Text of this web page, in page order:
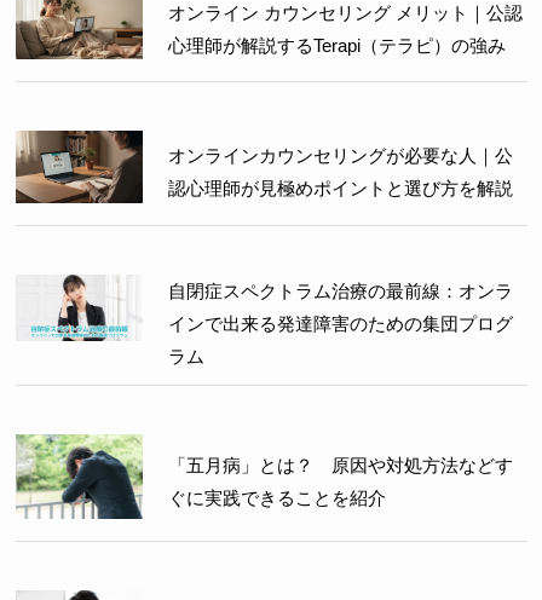
オンライン カウンセリング メリット｜公認
心理師が解説するTerapi（テラピ）の強み
オンラインカウンセリングが必要な人｜公
認心理師が見極めポイントと選び方を解説
自閉症スペクトラム治療の最前線：オンラ
インで出来る発達障害のための集団プログ
ラム
「五月病」とは？ 原因や対処方法などす
ぐに実践できることを紹介